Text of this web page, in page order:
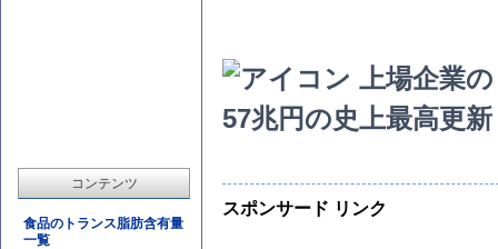
コンテンツ
食品のトランス脂肪含有量
一覧
上場企業
57兆円の史上最高更新
スポンサード リンク